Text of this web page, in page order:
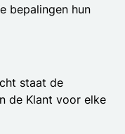
bepalingen hun
staat de
de Klant voor elke